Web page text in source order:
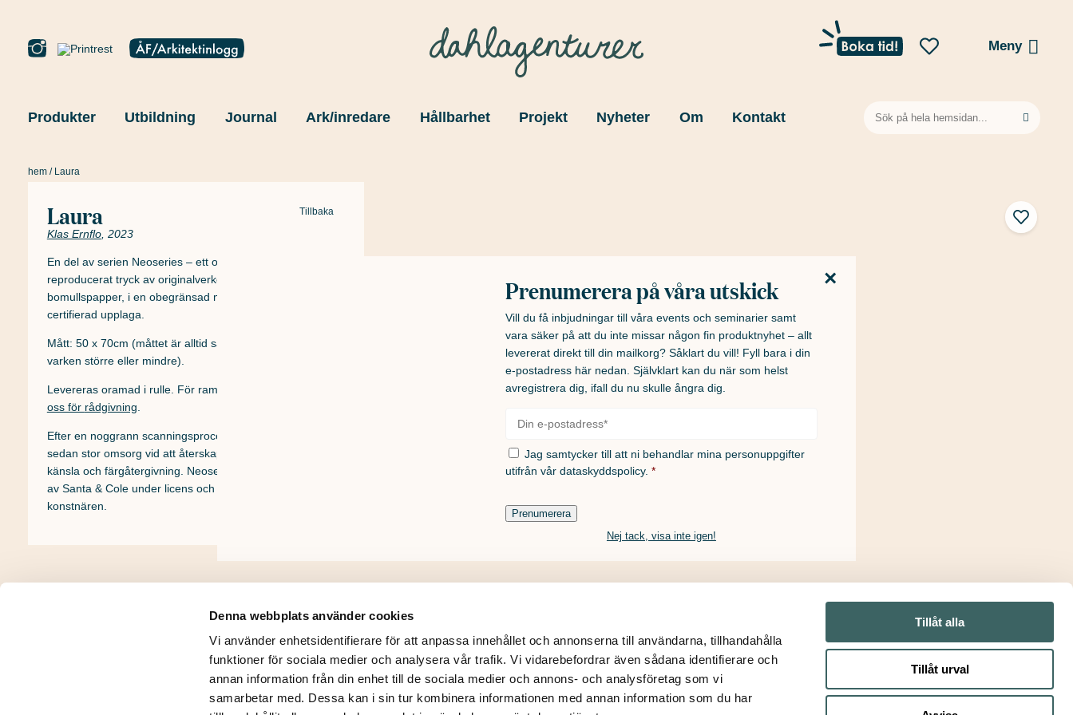
Denna webbplats använder cookies
Vi använder enhetsidentifierare för att anpassa innehållet och annonserna till användarna, tillhandahålla
funktioner för sociala medier och analysera vår trafik. Vi vidarebefordrar även sådana identifierare och
annan information från din enhet till de sociala medier och annons- och analysföretag som vi
samarbetar med. Dessa kan i sin tur kombinera informationen med annan information som du har
Tillåt alla
Tillåt urval
Meny
Produkter Utbildning Journal Ark/inredare Hållbarhet Projekt Nyheter Om Kontakt
efter:
hem / Laura
Laura Tillbaka
Klas Ernflo, 2023
En del av serien Neoseries – ett omsorgsfullt
reproducerat tryck av originalverket på fint
bomullspapper, i en obegränsad men numrerad samt
certifierad upplaga.
Mått: 50 x 70cm (måttet är alltid samma som originalets,
varken större eller mindre).
Levereras oramad i rulle. För ramalternativ –
oss för rådgivning
Efter en noggrann scanningsprocess av originalet läggs
sedan stor omsorg vid att återskapa originalets detaljer,
känsla och färgåtergivning. Neoseries trycks i Barcelona
av Santa & Cole under licens och royalty utgår alltid till
konstnären.
© 2026
×
Prenumerera på våra utskick
Vill du få inbjudningar till våra events och seminarier samt
vara säker på att du inte missar någon fin produktnyhet – allt
levererat direkt till din mailkorg? Såklart du vill! Fyll bara i din
e-postadress här nedan. Självklart kan du när som helst
avregistrera dig, ifall du nu skulle ångra dig.
post *
Samtycke *
Jag samtycker till att ni behandlar mina personuppgifter
utifrån vår dataskyddspolicy. *
Prenumerera
Nej tack, visa inte igen!